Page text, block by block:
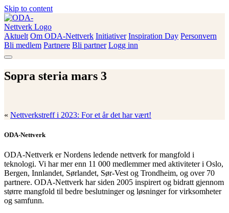
Skip to content
ODA-Nettverk
Aktuelt Om ODA-Nettverk Initiativer Inspiration Day Personvern
Bli medlem Partnere Bli partner Logg inn
Sopra steria mars 3
« Nettverkstreff i 2023: For et år det har vært!
ODA-Nettverk
ODA-Nettverk er Nordens ledende nettverk for mangfold i
teknologi. Vi har mer enn 11 000 medlemmer med aktiviteter i Oslo,
Bergen, Innlandet, Sørlandet, Sør-Vest og Trondheim, og over 70
partnere. ODA-Nettverk har siden 2005 inspirert og bidratt gjennom
større mangfold til bedre beslutninger og løsninger for virksomheter
og samfunn.